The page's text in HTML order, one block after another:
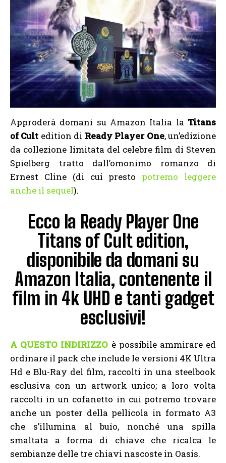
Approderà domani su Amazon Italia la Titans
of Cult edition di Ready Player One, un’edizione
da collezione limitata del celebre film di Steven
Spielberg tratto dall’omonimo romanzo di
Ernest Cline (di cui presto potremo leggere
anche il sequel).
Ecco la Ready Player One
Titans of Cult edition,
disponibile da domani su
Amazon Italia, contenente il
film in 4k UHD e tanti gadget
esclusivi!
A QUESTO INDIRIZZO è possibile ammirare ed
ordinare il pack che include le versioni 4K Ultra
Hd e Blu-Ray del film, raccolti in una steelbook
esclusiva con un artwork unico; a loro volta
raccolti in un cofanetto in cui potremo trovare
anche un poster della pellicola in formato A3
che s’illumina al buio, nonché una spilla
smaltata a forma di chiave che ricalca le
sembianze delle tre chiavi nascoste in Oasis.